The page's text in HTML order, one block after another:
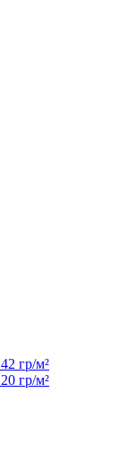
гр/м²
гр/м²